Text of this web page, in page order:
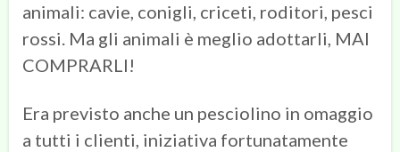
animali: cavie, conigli, criceti, roditori, pesci
rossi. Ma gli animali è meglio adottarli, MAI
COMPRARLI!
Era previsto anche un pesciolino in omaggio
a tutti i clienti, iniziativa fortunatamente